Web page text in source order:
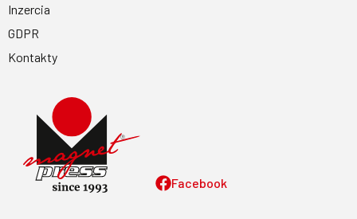
Facebook
Inzercia
GDPR
Kontakty